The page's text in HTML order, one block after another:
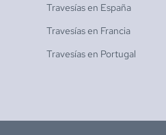
Travesías en España
Travesías en Francia
Travesías en Portugal